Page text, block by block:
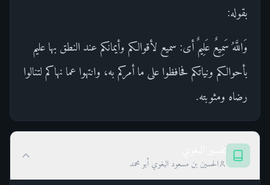
بقوله:
وَاللَّهُ سَمِيعٌ عَلِيمٌ أى: سميع لأقوالكم وأيمانكم عند النطق بها عليم
بأحوالكم ونياتكم فحافظوا على ما أمركم به، وانتهوا عما نهاكم لتنالوا
رضاه ومثوبته.
الحسين بن مسعود البغوي أبو محمد